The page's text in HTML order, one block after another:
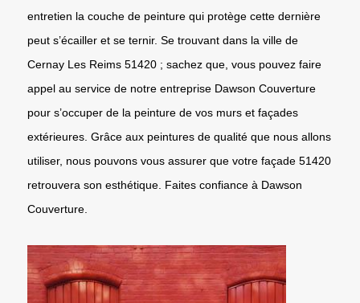
entretien la couche de peinture qui protège cette dernière
peut s’écailler et se ternir. Se trouvant dans la ville de
Cernay Les Reims 51420 ; sachez que, vous pouvez faire
appel au service de notre entreprise Dawson Couverture
pour s’occuper de la peinture de vos murs et façades
extérieures. Grâce aux peintures de qualité que nous allons
utiliser, nous pouvons vous assurer que votre façade 51420
retrouvera son esthétique. Faites confiance à Dawson
Couverture.